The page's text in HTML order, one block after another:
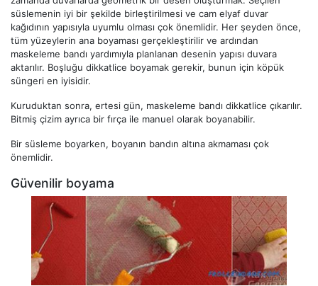
süslemenin iyi bir şekilde birleştirilmesi ve cam elyaf duvar
kağıdının yapısıyla uyumlu olması çok önemlidir. Her şeyden önce,
tüm yüzeylerin ana boyaması gerçekleştirilir ve ardından
maskeleme bandı yardımıyla planlanan desenin yapısı duvara
aktarılır. Boşluğu dikkatlice boyamak gerekir, bunun için köpük
süngeri en iyisidir.
Kuruduktan sonra, ertesi gün, maskeleme bandı dikkatlice çıkarılır.
Bitmiş çizim ayrıca bir fırça ile manuel olarak boyanabilir.
Bir süsleme boyarken, boyanın bandın altına akmaması çok
önemlidir.
Güvenilir boyama